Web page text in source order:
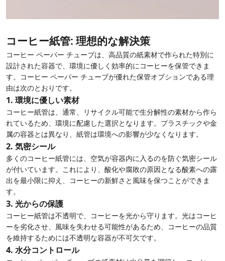
コーヒー紙管: 理想的な解決策
コーヒー ペーパー チューブは、高品質の紙素材で作られた特別に
設計された容器で、環境に優しく効率的にコーヒーを保管できま
す。コーヒー ペーパー チューブが優れた保管オプションである理
由は次のとおりです。
1. 環境に優しい素材
コーヒー紙管は、通常、リサイクル可能で生分解性の素材から作ら
れているため、環境に配慮した選択となります。プラスチックや金
属の容器とは異なり、紙管は環境への影響が少なくなります。
2. 気密シール
多くのコーヒー紙管には、空気が容器内に入るのを防ぐ気密シール
が付いています。これにより、酸化や腐敗の原因となる酸素への露
出を最小限に抑え、コーヒーの新鮮さと風味を保つことができま
す。
3. 光からの保護
コーヒー紙管は不透明で、コーヒーを光から守ります。光はコーヒ
ーを劣化させ、風味を失わせる可能性があるため、コーヒーの品質
を維持するためには不透明な容器が不可欠です。
4. 水分コントロール